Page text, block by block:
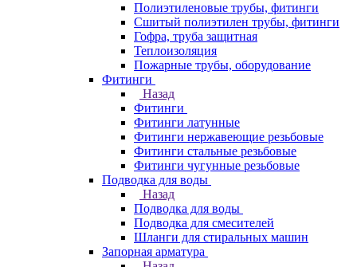
Полиэтиленовые трубы, фитинги
Сшитый полиэтилен трубы, фитинги
Гофра, труба защитная
Теплоизоляция
Пожарные трубы, оборудование
Фитинги
Назад
Фитинги
Фитинги латунные
Фитинги нержавеющие резьбовые
Фитинги стальные резьбовые
Фитинги чугунные резьбовые
Подводка для воды
Назад
Подводка для воды
Подводка для смесителей
Шланги для стиральных машин
Запорная арматура